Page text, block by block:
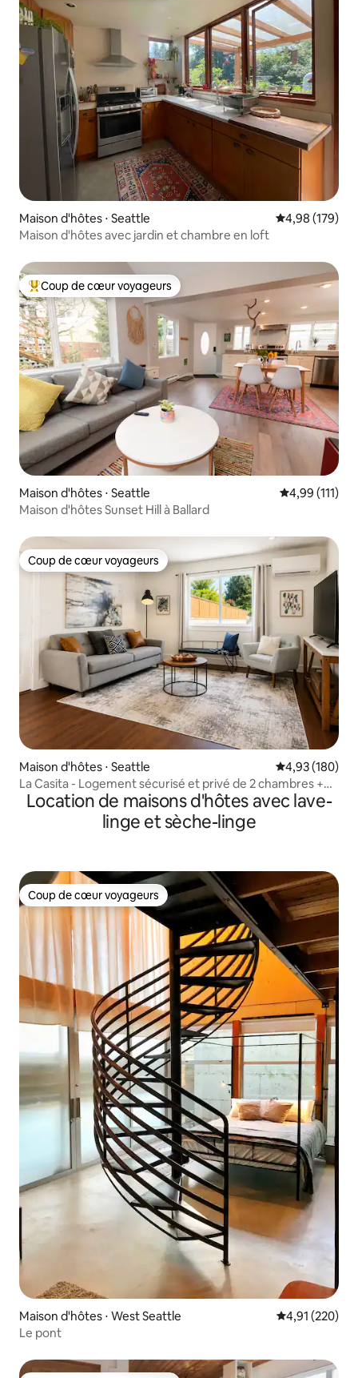
Maison d'hôtes ⋅ Seattle Évaluation
4,98 (179)
Maison d'hôtes avec jardin et chambre en loft
Coups de cœur voyageurs les plus appréciés
Coup de cœur voyageurs
Maison d'hôtes ⋅ Seattle Évaluation
4,99 (111)
Maison d'hôtes Sunset Hill à Ballard
Coup de cœur voyageurs
Coup de cœur voyageurs
Maison d'hôtes ⋅ Seattle Évaluation
4,93 (180)
La Casita - Logement sécurisé et privé de 2 chambres +
canapé-lit
Location de maisons d'hôtes avec lave-
linge et sèche-linge
Coup de cœur voyageurs
Coup de cœur voyageurs
Maison d'hôtes ⋅ West Seattle Évaluation
4,91 (220)
Le pont